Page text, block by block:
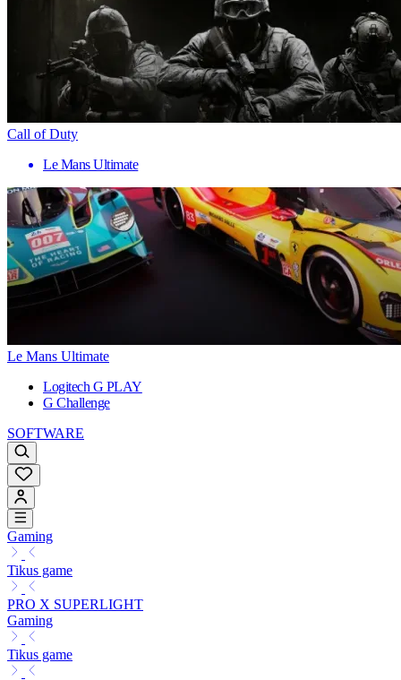
Call of Duty
Le Mans Ultimate
Le Mans Ultimate
Logitech G PLAY
G Challenge
SOFTWARE
Gaming
Tikus game
PRO X SUPERLIGHT
Gaming
Tikus game